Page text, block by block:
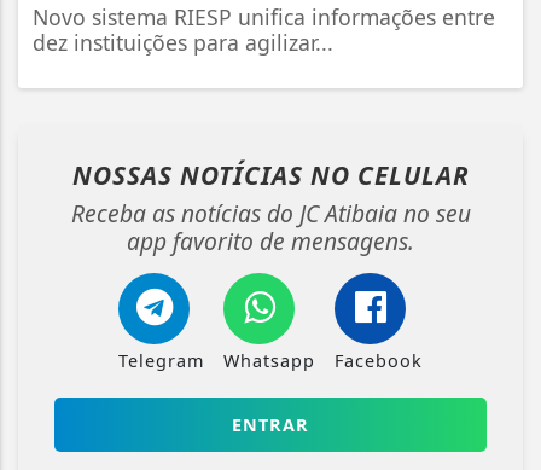
Novo sistema RIESP unifica informações entre
dez instituições para agilizar...
NOSSAS NOTÍCIAS NO CELULAR
Receba as notícias do JC Atibaia no seu
app favorito de mensagens.
Telegram Whatsapp Facebook
ENTRAR